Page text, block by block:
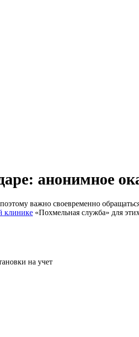
анонимное
важно своевременно
клинике «Похмельная служба» для
на учет